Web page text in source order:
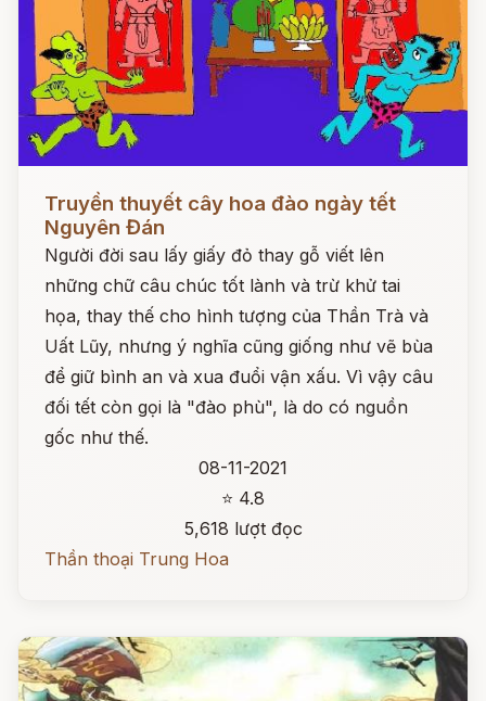
Đọc ngay
Truyền thuyết cây hoa đào ngày tết
Nguyên Đán
Người đời sau lấy giấy đỏ thay gỗ viết lên
những chữ câu chúc tốt lành và trừ khử tai
họa, thay thế cho hình tượng của Thần Trà và
Uất Lũy, nhưng ý nghĩa cũng giống như vẽ bùa
để giữ bình an và xua đuổi vận xấu. Vì vậy câu
đối tết còn gọi là "đào phù", là do có nguồn
gốc như thế.
08-11-2021
⭐ 4.8
5,618 lượt đọc
Thần thoại Trung Hoa